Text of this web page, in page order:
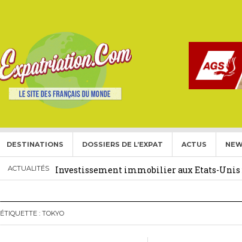
DESTINATIONS DOSSIERS DE L’EXPAT ACTUS
ACTUALITÉS
Choisir une école française aux Etats Unis
Investissement immobilier aux Etats-
Crédit Immobilier pour Français Expatriés
Le visa américain Gold (Gold Card)
ÉTIQUETTE : TOKYO